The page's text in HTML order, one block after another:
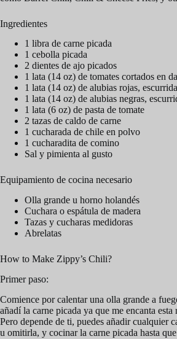
o
Ingredientes
1 libra de carne picada
1 cebolla picada
2 dientes de ajo picados
1 lata (14 oz) de tomates cortados en
1 lata (14 oz) de alubias rojas,
1 lata (14 oz) de alubias negras,
1 lata (6 oz) de pasta de tomate
2 tazas de caldo de carne
1 cucharada de chile en polvo
1 cucharadita de comino
Sal y pimienta al gusto
Equipamiento de cocina necesario
Olla grande u horno holandés
Cuchara o espátula de madera
Tazas y cucharas medidoras
Abrelatas
How to Make Zippy’s Chili?
Primer paso:
Comience por calentar una olla grande a
añadí la carne picada ya que me encanta esta
Pero depende de ti, puedes añadir cualquier
u omitirla, y cocinar la carne picada hasta